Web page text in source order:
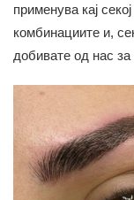
применува кај
комбинациите и,
добивате од нас